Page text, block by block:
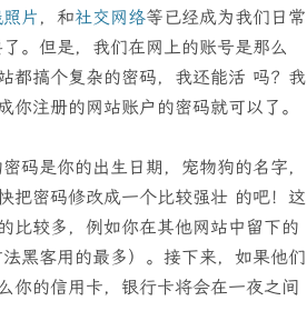
片 ，和社交网络等已经成为我们日常
。但是，我们在网上的账号是那么
都搞个复杂的密码，我还能活 吗？我
注册的网站账户的密码就可以了。
码是你的出生日期，宠物狗的名字，
把密码修改成一个比较强壮 的吧！这
比较多，例如你在其他网站中留下的
黑客用的最多）。接下来，如果他们
你的信用卡，银行卡将会在一夜之间